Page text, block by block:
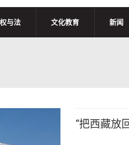
与法 文化教育 新闻
“把西藏放